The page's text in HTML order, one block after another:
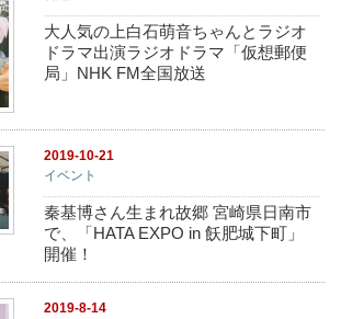
大人気の上白石萌音ちゃんとラジオ
ドラマ出演ラジオドラマ「仮想郵便
局」NHK FM全国放送
2019-10-21
イベント
秦基博さん生まれ故郷 宮崎県日南市
で、「HATA EXPO in 飫肥城下町」
開催！
2019-8-14